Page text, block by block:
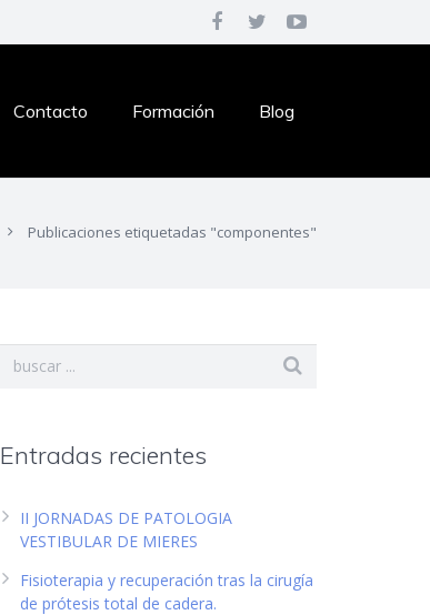
Contacto Formación Blog
Publicaciones etiquetadas "componentes"
Entradas recientes
II JORNADAS DE PATOLOGIA
VESTIBULAR DE MIERES
Fisioterapia y recuperación tras la cirugía
de prótesis total de cadera.